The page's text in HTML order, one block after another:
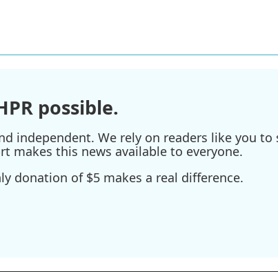
possible.
independent. We rely on readers like you
makes this news available to everyone.
donation of $5 makes a real difference.